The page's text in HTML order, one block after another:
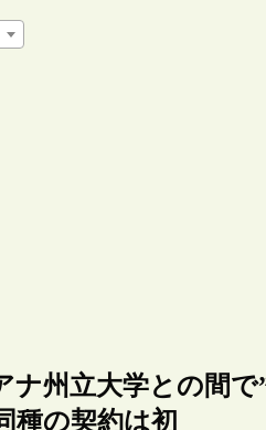
ナ州立大学との間
種の契約は初